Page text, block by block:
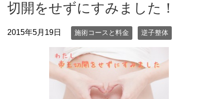
切開をせずにすみました！
2015年5月19日 施術コースと料金 逆子整体